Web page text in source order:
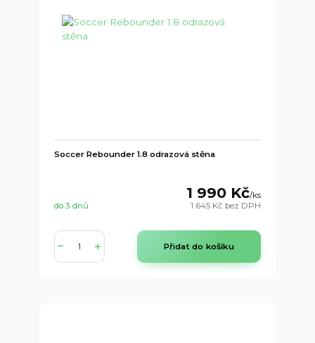
Soccer Rebounder 1.8 odrazová stěna
1 990 Kč/ks
1 645 Kč bez DPH
do 3 dnů
Přidat do košíku